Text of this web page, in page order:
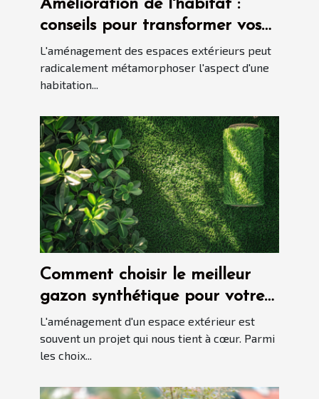
Amélioration de l'habitat :
conseils pour transformer vos
extérieurs
L'aménagement des espaces extérieurs peut
radicalement métamorphoser l'aspect d'une
habitation...
Comment choisir le meilleur
gazon synthétique pour votre
espace extérieur
L'aménagement d'un espace extérieur est
souvent un projet qui nous tient à cœur. Parmi
les choix...